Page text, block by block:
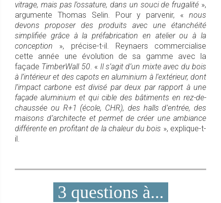
vitrage, mais pas l’ossature, dans un souci de frugalité »,
argumente Thomas Selin. Pour y parvenir, « nous
devons proposer des produits avec une étanchéité
simplifiée grâce à la préfabrication en atelier ou à la
conception », précise-t-il. Reynaers commercialise
cette année une évolution de sa gamme avec la
façade TimberWall 50. « Il s’agit d’un mixte avec du bois
à l’intérieur et des capots en aluminium à l’extérieur, dont
l’impact carbone est divisé par deux par rapport à une
façade aluminium et qui cible des bâtiments en rez-de-
chaussée ou R+1 (école, CHR), des halls d’entrée, des
maisons d’architecte et permet de créer une ambiance
différente en profitant de la chaleur du bois », explique-t-
il.
3 questions à...